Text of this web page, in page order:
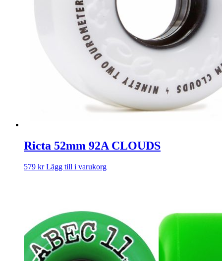
Ricta 52mm 92A CLOUDS
579 kr Lägg till i varukorg